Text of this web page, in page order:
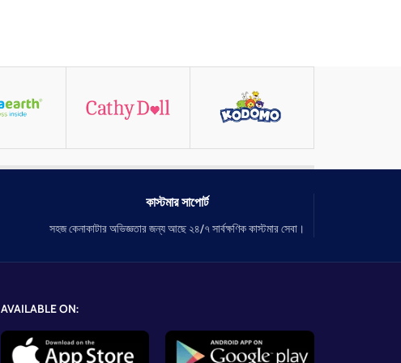
কাস্টমার সাপোর্ট
সহজ কেনাকাটার অভিজ্ঞতার জন্য আছে ২৪/৭ সার্বক্ষণিক কাস্টমার সেবা।
AVAILABLE ON: